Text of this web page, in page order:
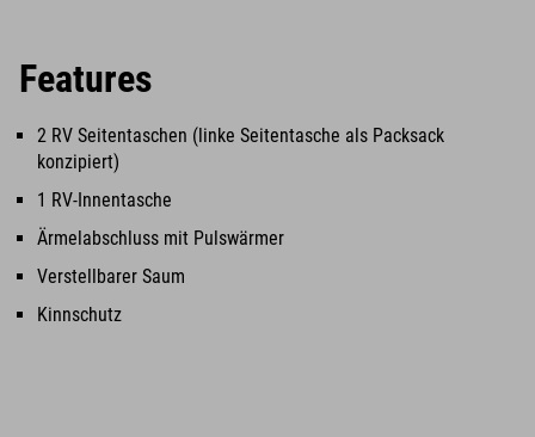
Features
2 RV Seitentaschen (linke Seitentasche als Packsack
konzipiert)
1 RV-Innentasche
Ärmelabschluss mit Pulswärmer
Verstellbarer Saum
Kinnschutz